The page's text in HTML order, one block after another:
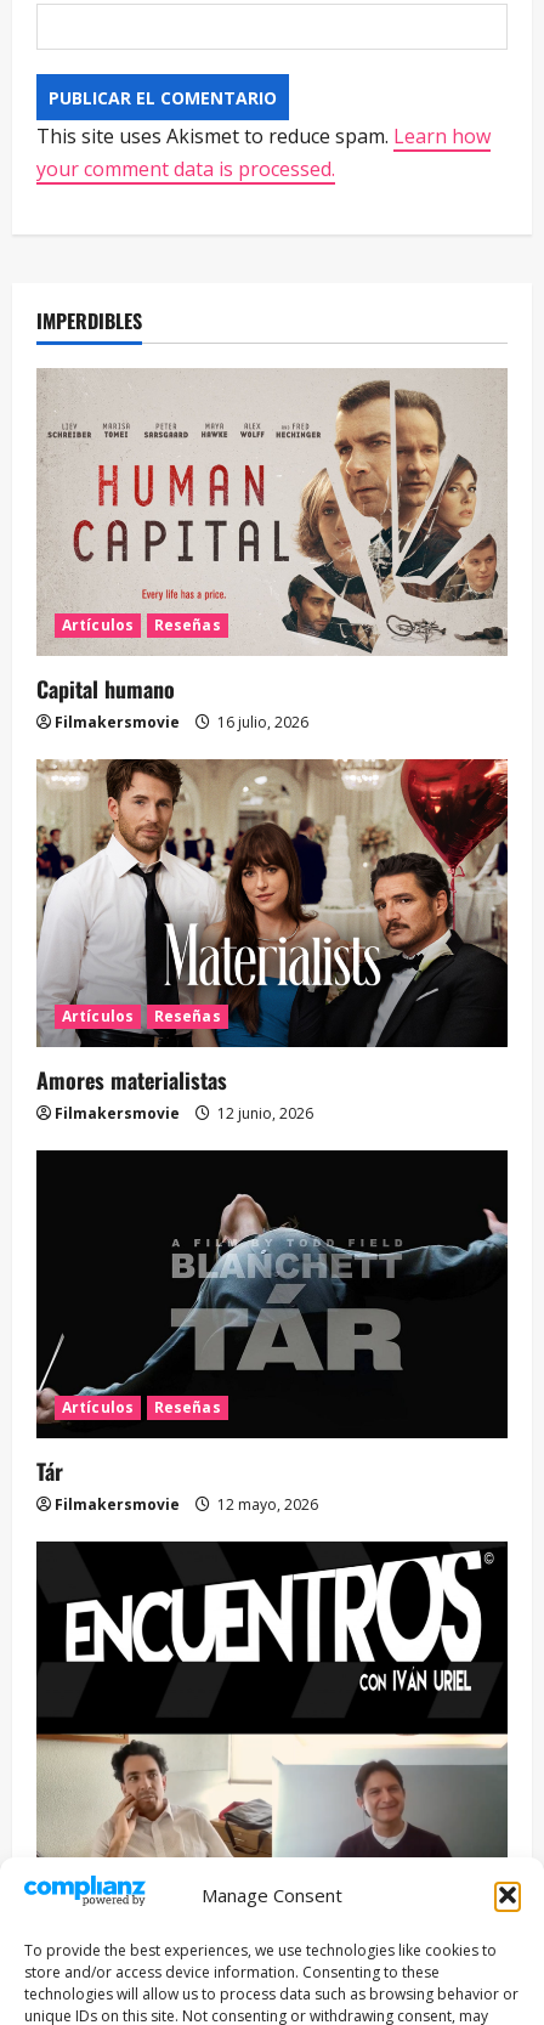
Manage Consent
To provide the best experiences, we use technologies like cookies to
store and/or access device information. Consenting to these
technologies will allow us to process data such as browsing behavior or
unique IDs on this site. Not consenting or withdrawing consent, may
This site uses Akismet to reduce spam. Learn how
your comment data is processed.
IMPERDIBLES
Artículos Reseñas
Capital humano
Filmakersmovie 16 julio, 2026
Artículos Reseñas
Amores materialistas
Filmakersmovie 12 junio, 2026
Artículos Reseñas
Tár
Filmakersmovie 12 mayo, 2026
Entrevista Series
ENCUENTROS CON IVÁN URIEL T3E22: JUAN PATRICIO
RIVEROLL